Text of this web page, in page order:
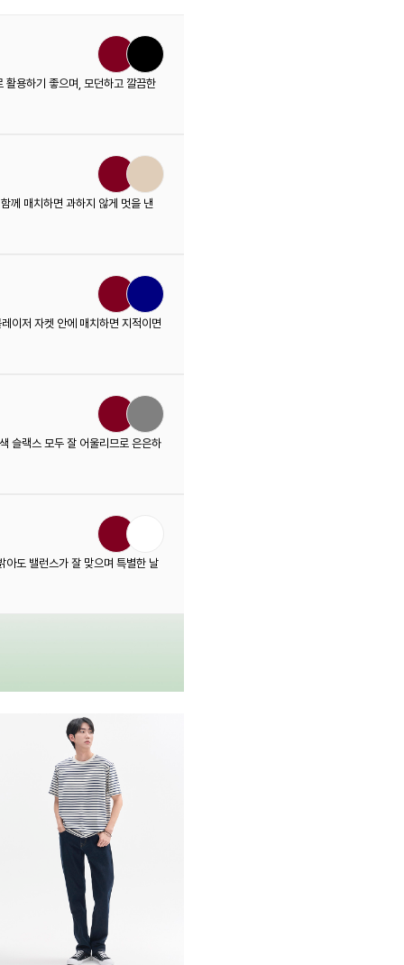
활용하기 좋으며, 모던하고 깔끔한
께 매치하면 과하지 않게 멋을 낸
이저 자켓 안에 매치하면 지적이면
슬랙스 모두 잘 어울리므로 은은하
아도 밸런스가 잘 맞으며 특별한 날